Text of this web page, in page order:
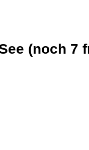
(noch 7